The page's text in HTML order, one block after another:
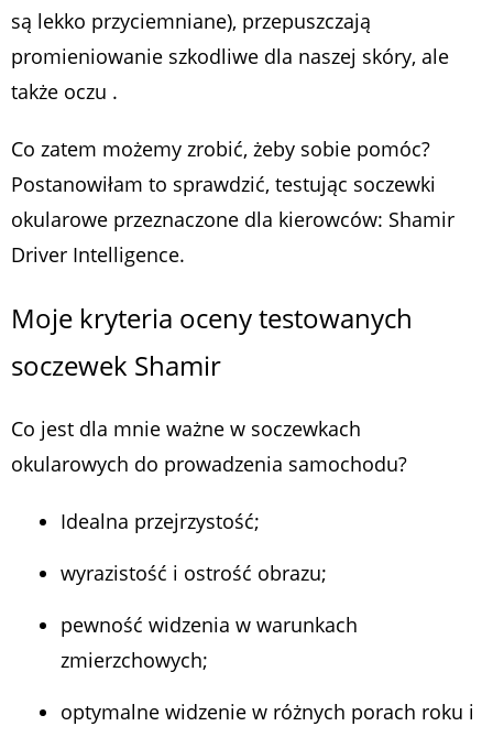
są lekko przyciemniane), przepuszczają
promieniowanie szkodliwe dla naszej skóry, ale
także oczu .
Co zatem możemy zrobić, żeby sobie pomóc?
Postanowiłam to sprawdzić, testując soczewki
okularowe przeznaczone dla kierowców: Shamir
Driver Intelligence.
Moje kryteria oceny testowanych
soczewek Shamir
Co jest dla mnie ważne w soczewkach
okularowych do prowadzenia samochodu?
Idealna przejrzystość;
wyrazistość i ostrość obrazu;
pewność widzenia w warunkach
zmierzchowych;
optymalne widzenie w różnych porach roku i